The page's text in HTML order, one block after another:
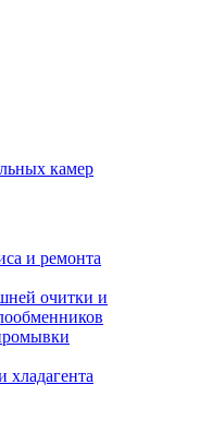
камер
и ремонта
очитки и
хладагента